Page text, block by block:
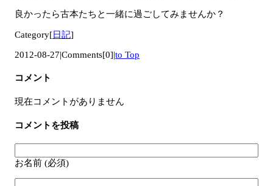
良かったら古本たちと一緒に過ごしてみませんか？
Category[日記]
2012-08-27|Comments[0]|to Top
コメント
現在コメントがありません
コメントを投稿
お名前 (必須)